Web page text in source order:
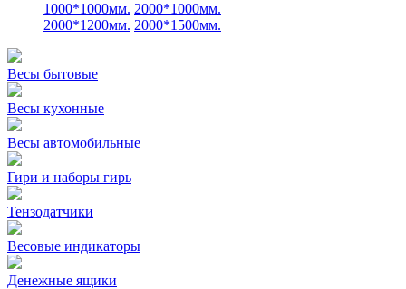
1000*1000мм. 2000*1000мм.
2000*1200мм. 2000*1500мм.
Весы бытовые
Весы кухонные
Весы автомобильные
Гири и наборы гирь
Тензодатчики
Весовые индикаторы
Денежные ящики